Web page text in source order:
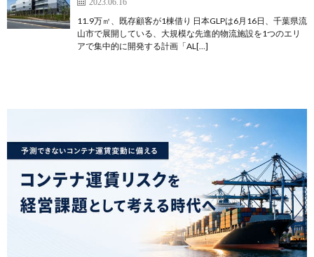
11.9万㎡、既存顧客が1棟借り 日本GLPは6月16日、千葉県流
山市で展開している、大規模な先進的物流施設を1つのエリ
アで集中的に開発する計画「AL[…]